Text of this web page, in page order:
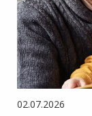
02.07.2026